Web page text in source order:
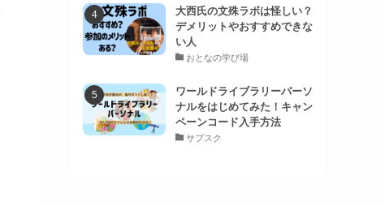
大西氏の文殊ラボは怪しい？
デメリットやおすすめできな
い人
おとなの学び場
ワールドライブラリーパーソ
ナルをはじめてみた！キャン
ペーンコード入手方法
サブスク